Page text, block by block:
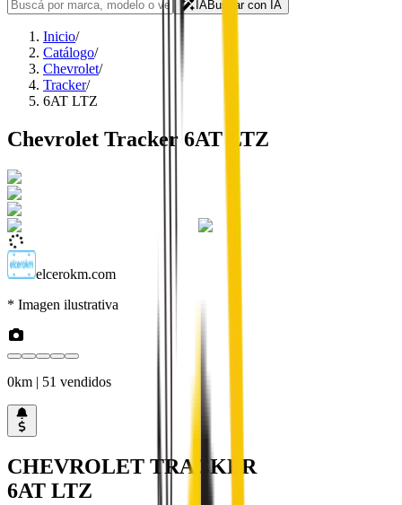
IABuscar con IA
Inicio/
Catálogo/
Chevrolet/
Tracker/
6AT LTZ
Chevrolet Tracker 6AT LTZ
elcerokm.com
* Imagen ilustrativa
0km | 51 vendidos
CHEVROLET TRACKER
6AT LTZ